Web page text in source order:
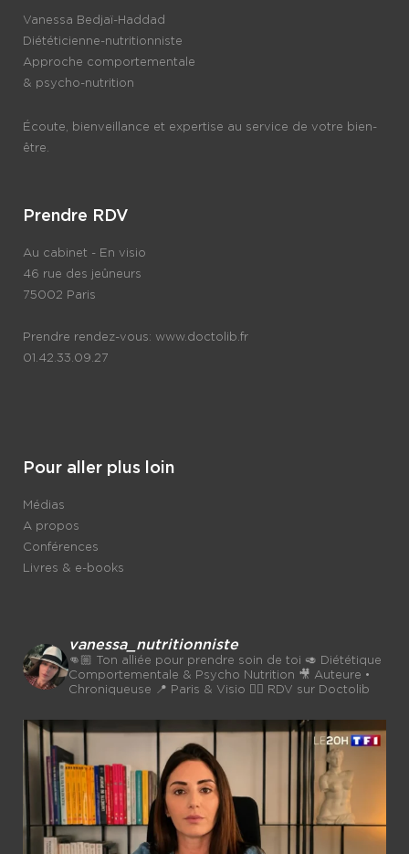
Vanessa Bedjaï-Haddad
Diététicienne-nutritionniste
Approche comportementale
& psycho-nutrition
Écoute, bienveillance et expertise au service de votre bien-
être.
Prendre RDV
Au cabinet - En visio
46 rue des jeûneurs
75002 Paris
Prendre rendez-vous: www.doctolib.fr
01.42.33.09.27
Pour aller plus loin
Médias
A propos
Conférences
Livres & e-books
vanessa_nutritionniste
👊🏼 Ton alliée pour prendre soin de toi 🥑 Diététique
Comportementale & Psycho Nutrition 🎥 Auteure •
Chroniqueuse 📍 Paris & Visio 👉🏼 RDV sur Doctolib